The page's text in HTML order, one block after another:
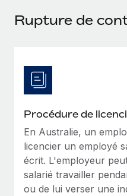
Intégrations
SERVICES
Demandez aux experts
Recevez des conseils
Contrôles
Simplifiez vos
candidats
Partenaires
Explorez avec nous
Remote Build
Conseil en
ÉTUDES DE CAS
Événements
Données sur les
Obtenir de l’aide
Voir toutes les
BLOG
Rupture de
Procédure de
En Australie, un
licencier un employé
écrit. L'employeur
salarié travailler
ou de lui verser une